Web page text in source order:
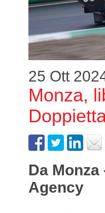
25 Ott
Monza,
Da
Agency